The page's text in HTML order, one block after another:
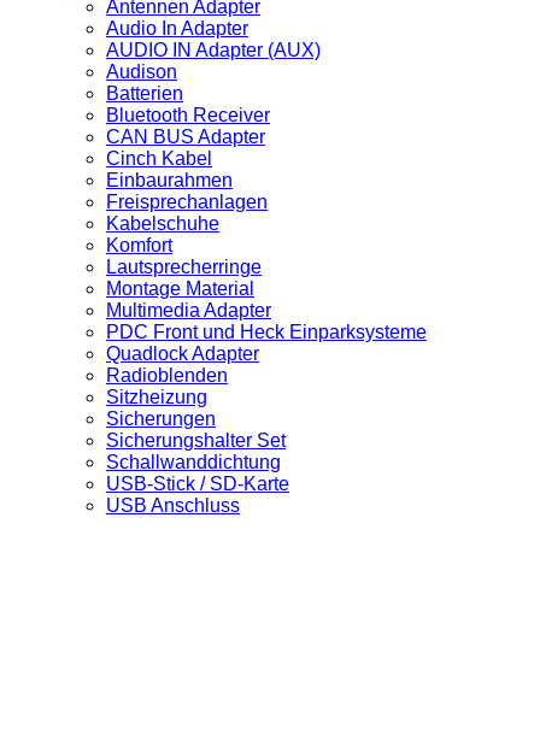
Antennen Adapter
Audio In Adapter
AUDIO IN Adapter (AUX)
Audison
Batterien
Bluetooth Receiver
CAN BUS Adapter
Cinch Kabel
Einbaurahmen
Freisprechanlagen
Kabelschuhe
Komfort
Lautsprecherringe
Montage Material
Multimedia Adapter
PDC Front und Heck Einparksysteme
Quadlock Adapter
Radioblenden
Sitzheizung
Sicherungen
Sicherungshalter Set
Schallwanddichtung
USB-Stick / SD-Karte
USB Anschluss